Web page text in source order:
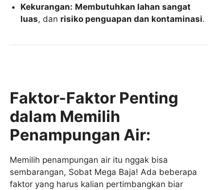
Kekurangan: Membutuhkan lahan sangat
luas, dan risiko penguapan dan kontaminasi.
Faktor-Faktor Penting
dalam Memilih
Penampungan Air:
Memilih penampungan air itu nggak bisa
sembarangan, Sobat Mega Baja! Ada beberapa
faktor yang harus kalian pertimbangkan biar